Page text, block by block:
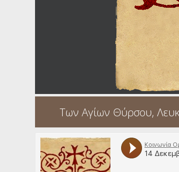
Των Αγίων Θύρσου,